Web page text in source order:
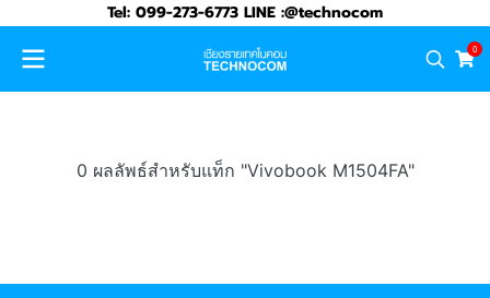
Tel: 099-273-6773 LINE :@technocom
0
0 ผลลัพธ์สำหรับแท็ก "Vivobook M1504FA"